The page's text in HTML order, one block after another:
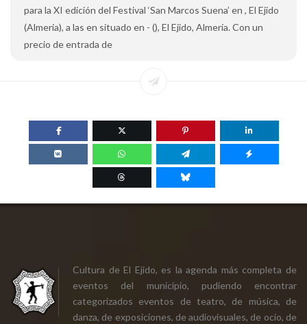
para la XI edición del Festival ‘San Marcos Suena’ en , El Ejido
(Almería), a las en situado en - (), El Ejido, Almería. Con un
precio de entrada de
Cultura de El Ejido, es la agenda más completa de
eventos del municipio, pudiendo encontrar
categorizados eventos de teatro, de música, de
danza, de exposiciones, de audiovisuales, de ocio, de